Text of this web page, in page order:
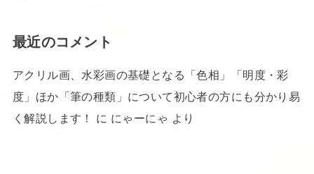
最近のコメント
アクリル画、水彩画の基礎となる「色相」「明度・彩
度」ほか「筆の種類」について初心者の方にも分かり易
く解説します！
に にゃーにゃ より